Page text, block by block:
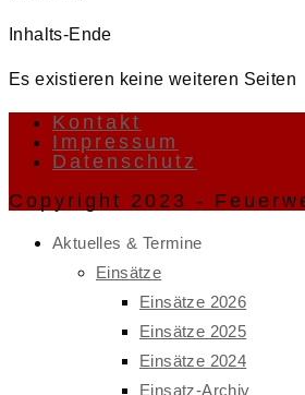
Inhalts-Ende
Es existieren keine weiteren Seiten
Kontakt
Impressum
Datenschutz
Copyright 2023 -
Aktuelles & Termine
Einsätze
Einsätze 2026
Einsätze 2025
Einsätze 2024
Einsatz-Archiv